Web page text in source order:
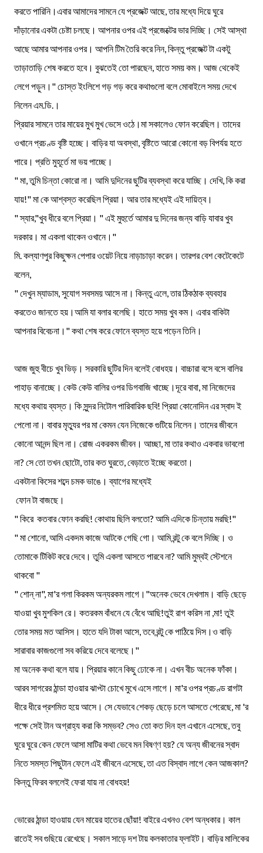
করতে পারিনি।এবার আমাদের সামনে যে প্রজেক্ট আছে, তার মধ্যে দিয়ে ঘুরে
দাঁড়ানোর একটা চেষ্টা চলছে। আপনার ওপর এই প্রজেক্টের ভার দিচ্ছি। সেই আস্থা
আছে আমার আপনার ওপর। আপনি টিম তৈরি করে নিন, কিন্তু প্রজেক্ট টা একটু
তাড়াতাড়ি শেষ করতে হবে। বুঝতেই তো পারছেন, হাতে সময় কম। আজ থেকেই
লেগে পড়ুন।" চোস্ত ইংলিশে গড় গড় করে কথাগুলো বলে মোবাইলে সময় দেখে
নিলেন এম.ডি.।
প্রিয়ার সামনে তার মায়ের মুখ মুখ ভেসে ওঠে।মা সকালেও ফোন করেছিল। তাদের
ওখানে প্রচণ্ড বৃষ্টি হচ্ছে। বাড়ির যা অবস্থা, বৃষ্টিতে আরো কোনো বড় বিপর্যয় হতে
পারে। প্রতি মুহূর্তে মা ভয় পাচ্ছে।
" মা, তুমি চিন্তা কোরো না। আমি দুদিনের ছুটির ব্যবস্থা করে যাচ্ছি। দেখি, কি করা
যায়!" মা কে আশ্বস্ত করেছিল প্রিয়া। আর তার মধ্যেই এই দায়িত্ব।
" স্যার,"খুব ধীরে বলে প্রিয়া। " এই মুহুর্তে আমার দু দিনের জন্য বাড়ি যাবার খুব
দরকার। মা একলা থাকেন ওখানে।"
মি. কল্যাণপুর কিছুক্ষন পেপার ওয়েট নিয়ে নাড়াচাড়া করেন। তারপর বেশ কেটেকেটে
বলেন,
" দেখুন ম্যাডাম, সুযোগ সবসময় আসে না। কিন্তু এলে, তার ঠিকঠাক ব্যবহার
করতেও জানতে হয়।আমি যা বলার বলেছি। হাতে সময় খুব কম। এবার বাকিটা
আপনার বিবেচনা।" কথা শেষ করে ফোনে ব্যস্ত হয়ে পড়েন তিনি।
আজ জুহু বীচে খুব ভিড়। সরকারি ছুটির দিন বলেই বোধহয়। বাচ্চারা বসে বসে বালির
পাহাড় বানাচ্ছে। কেউ কেউ বালির ওপর ডিগবাজি খাচ্ছে।দূরে বাবা, মা নিজেদের
মধ্যে কথায় ব্যস্ত। কি সুন্দর নিটোল পারিবারিক ছবি! প্রিয়া কোনোদিন এর স্বাদ ই
পেলো না। বাবার মৃত্যুর পর মা কেমন যেন নিজেকে গুটিয়ে নিলেন। তাদের জীবনে
কোনো আনন্দ ছিল না। রোজ একরকম জীবন। আচ্ছা, মা তার কথাও একবার ভাবলো
না? সে তো তখন ছোটো, তার কত ঘুরতে, বেড়াতে ইচ্ছে করতো।
একটানা কিসের শব্দে চমক ভাঙে। ব্যাগের মধ্যেই
ফোন টা বাজছে।
" কিরে কতবার ফোন করছি! কোথায় ছিলি বলতো? আমি এদিকে চিন্তায় মরছি!"
" মা শোনো, আমি একদম কাজে আটকে গেছি গো। আমি রন্টু কে বলে দিচ্ছি। ও
তোমাকে টিকিট করে দেবে। তুমি একলা আসতে পারবে না? আমি মুম্বই স্টেশনে
থাকবো "
" শোন্ না", মা'র গলা কিরকম অন্যরকম লাগে।"অনেক ভেবে দেখলাম। বাড়ি ছেড়ে
যাওয়া খুব মুশকিল রে। কতরকম বাঁধনে যে বেঁধে আছি!তুই রাগ করিস না ,মা! তুই
তোর সময় মত আসিস। হাতে যদি টাকা আসে, তবে রন্টু কে পাঠিয়ে দিস।ও বাড়ি
সারাবার কাজগুলো সব করিয়ে দেবে বলেছে।"
মা অনেক কথা বলে যায়। প্রিয়ার কানে কিছু ঢোকে না। এখন বীচ অনেক ফাঁকা।
আরব সাগরের ঠান্ডা হাওয়ার ঝাপ্টা চোখে মুখে এসে লাগে। মা'র ওপর প্রচণ্ড রাগটা
ধীরে ধীরে প্রশমিত হয়ে আসে। সে যেভাবে শেকড় ছেড়ে চলে আসতে পেরেছে, মা 'র
পক্ষে সেই টান অগ্রাহ্য করা কি সম্ভব? সেও তো কত দিন হল এখানে এসেছে, তবু
ঘুরে ঘুরে কেন ফেলে আসা মাটির কথা ভেবে মন বিষণ্ণ হয়? যে অন্য জীবনের স্বাদ
নিতে সমস্ত পিছুটান ফেলে এই জীবনে এসেছে, তা এত বিস্বাদ লাগে কেন আজকাল?
কিন্তু ফিরব বললেই ফেরা যায় না বোধহয়!
ভোরের ঠান্ডা হাওয়ায় যেন মায়ের হাতের ছোঁয়া! বাইরে এখনও বেশ অন্ধকার। কাল
রাতেই সব গুছিয়ে রেখেছে। সকাল সাড়ে দশ টায় কলকাতার ফ্লাইট। বাড়ির মালিকের